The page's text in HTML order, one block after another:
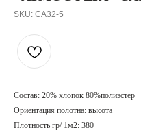
SKU: CA32-5
Состав: 20% хлопок 80%полиэстер
Ориентация полотна: высота
Плотность гр/ 1м2: 380